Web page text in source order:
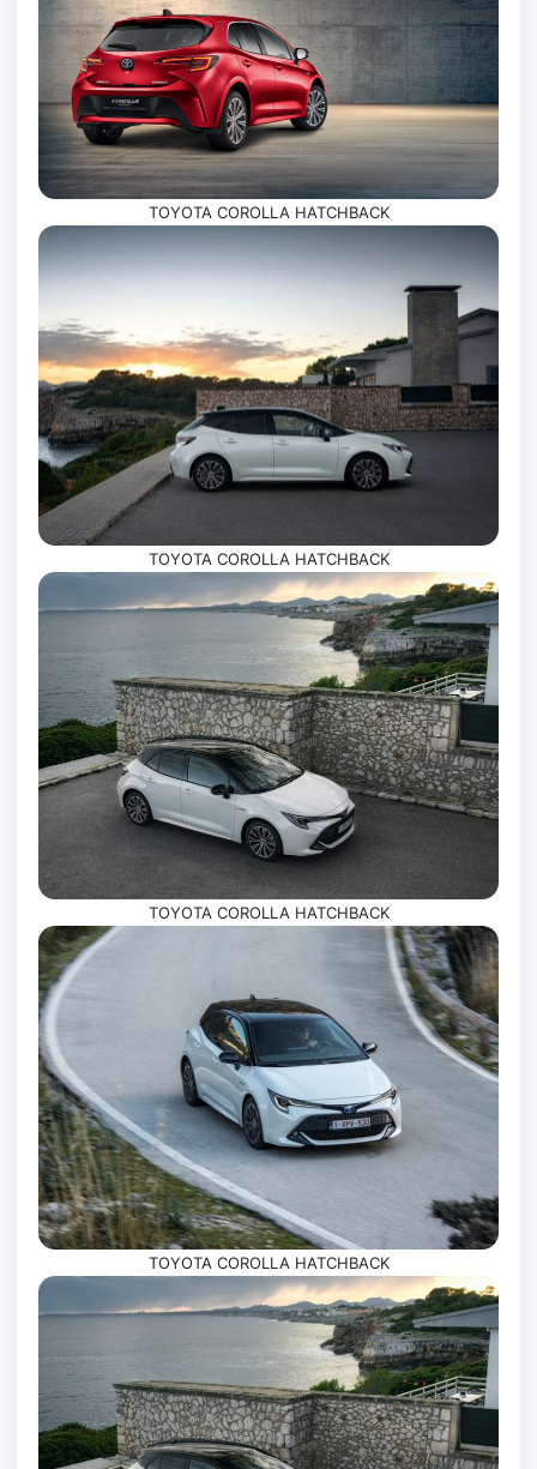
TOYOTA COROLLA HATCHBACK
TOYOTA COROLLA HATCHBACK
TOYOTA COROLLA HATCHBACK
TOYOTA COROLLA HATCHBACK